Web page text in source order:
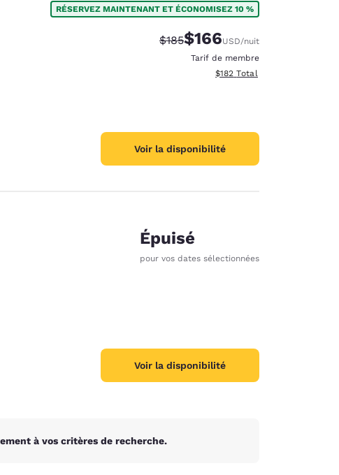
RÉSERVEZ MAINTENANT ET ÉCONOMISEZ 10 %
Tarif barré :
$185Tarif réduit :
$166USD/nuit
Tarif de membre
Afficher les détails totaux
$182 Total
Voir la disponibilité
Épuisé
pour vos dates sélectionnées
Voir la disponibilité
à vos critères de recherche.